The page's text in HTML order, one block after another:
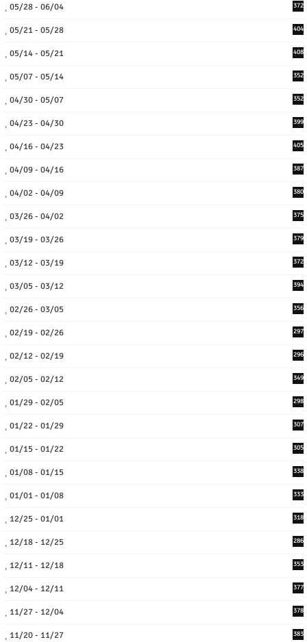
05/28 - 06/04 372
05/21 - 05/28 404
05/14 - 05/21 408
05/07 - 05/14 352
04/30 - 05/07 352
04/23 - 04/30 399
04/16 - 04/23 405
04/09 - 04/16 387
04/02 - 04/09 380
03/26 - 04/02 375
03/19 - 03/26 379
03/12 - 03/19 372
03/05 - 03/12 394
02/26 - 03/05 356
02/19 - 02/26 297
02/12 - 02/19 296
02/05 - 02/12 349
01/29 - 02/05 298
01/22 - 01/29 307
01/15 - 01/22 305
01/08 - 01/15 338
01/01 - 01/08 333
12/25 - 01/01 318
12/18 - 12/25 286
12/11 - 12/18 353
12/04 - 12/11 377
11/27 - 12/04 378
11/20 - 11/27 383